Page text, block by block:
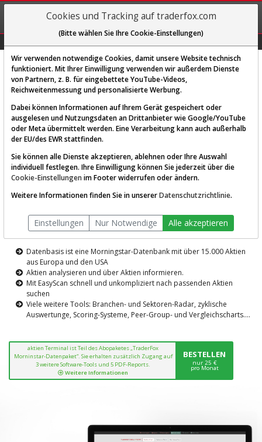
REGIS-
TRIEREN
Diese Funktion ist nur für
AKTIEN-TERMINAL
Die Aktienanalyse-Plattform von
TraderFox
Datenbasis ist eine Morningstar-Datenbank mit über 15.000 Aktien
aus Europa und den USA
Aktien analysieren und über Aktien informieren.
Mit EasyScan schnell und unkompliziert nach passenden Aktien
suchen
Viele weitere Tools: Branchen- und Sektoren-Radar, zyklische
Auswertunge, Scoring-Systeme, Peer-Group- und Vergleichscharts....
aktien Terminal ist Teil des Abopaketes „TraderFox
Morninstar-Datenpaket“. Sie erhalten zusätzlich Zugang auf
3 weitere Software-Tools und 5 PDF-Reports.
Weitere Informationen
BESTELLEN
nur 25 €
pro Monat
Cookies und Tracking auf traderfox.com
(Bitte wählen Sie Ihre Cookie-Einstellungen)
Wir verwenden notwendige Cookies, damit unsere Website technisch
funktioniert. Mit Ihrer Einwilligung verwenden wir außerdem Dienste
von Partnern, z. B. für eingebettete YouTube-Videos,
Reichweitenmessung und personalisierte Werbung.
Dabei können Informationen auf Ihrem Gerät gespeichert oder
ausgelesen und Nutzungsdaten an Drittanbieter wie Google/YouTube
oder Meta übermittelt werden. Eine Verarbeitung kann auch außerhalb
der EU/des EWR stattfinden.
Sie können alle Dienste akzeptieren, ablehnen oder Ihre Auswahl
individuell festlegen. Ihre Einwilligung können Sie jederzeit über die
Cookie-Einstellungen im Footer widerrufen oder ändern.
Weitere Informationen finden Sie in unsererDatenschutzrichtlinie.
Einstellungen Nur Notwendige Alle akzeptieren